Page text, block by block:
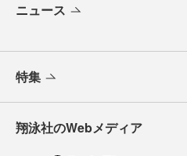
ニュース
特集
翔泳社のWebメディア